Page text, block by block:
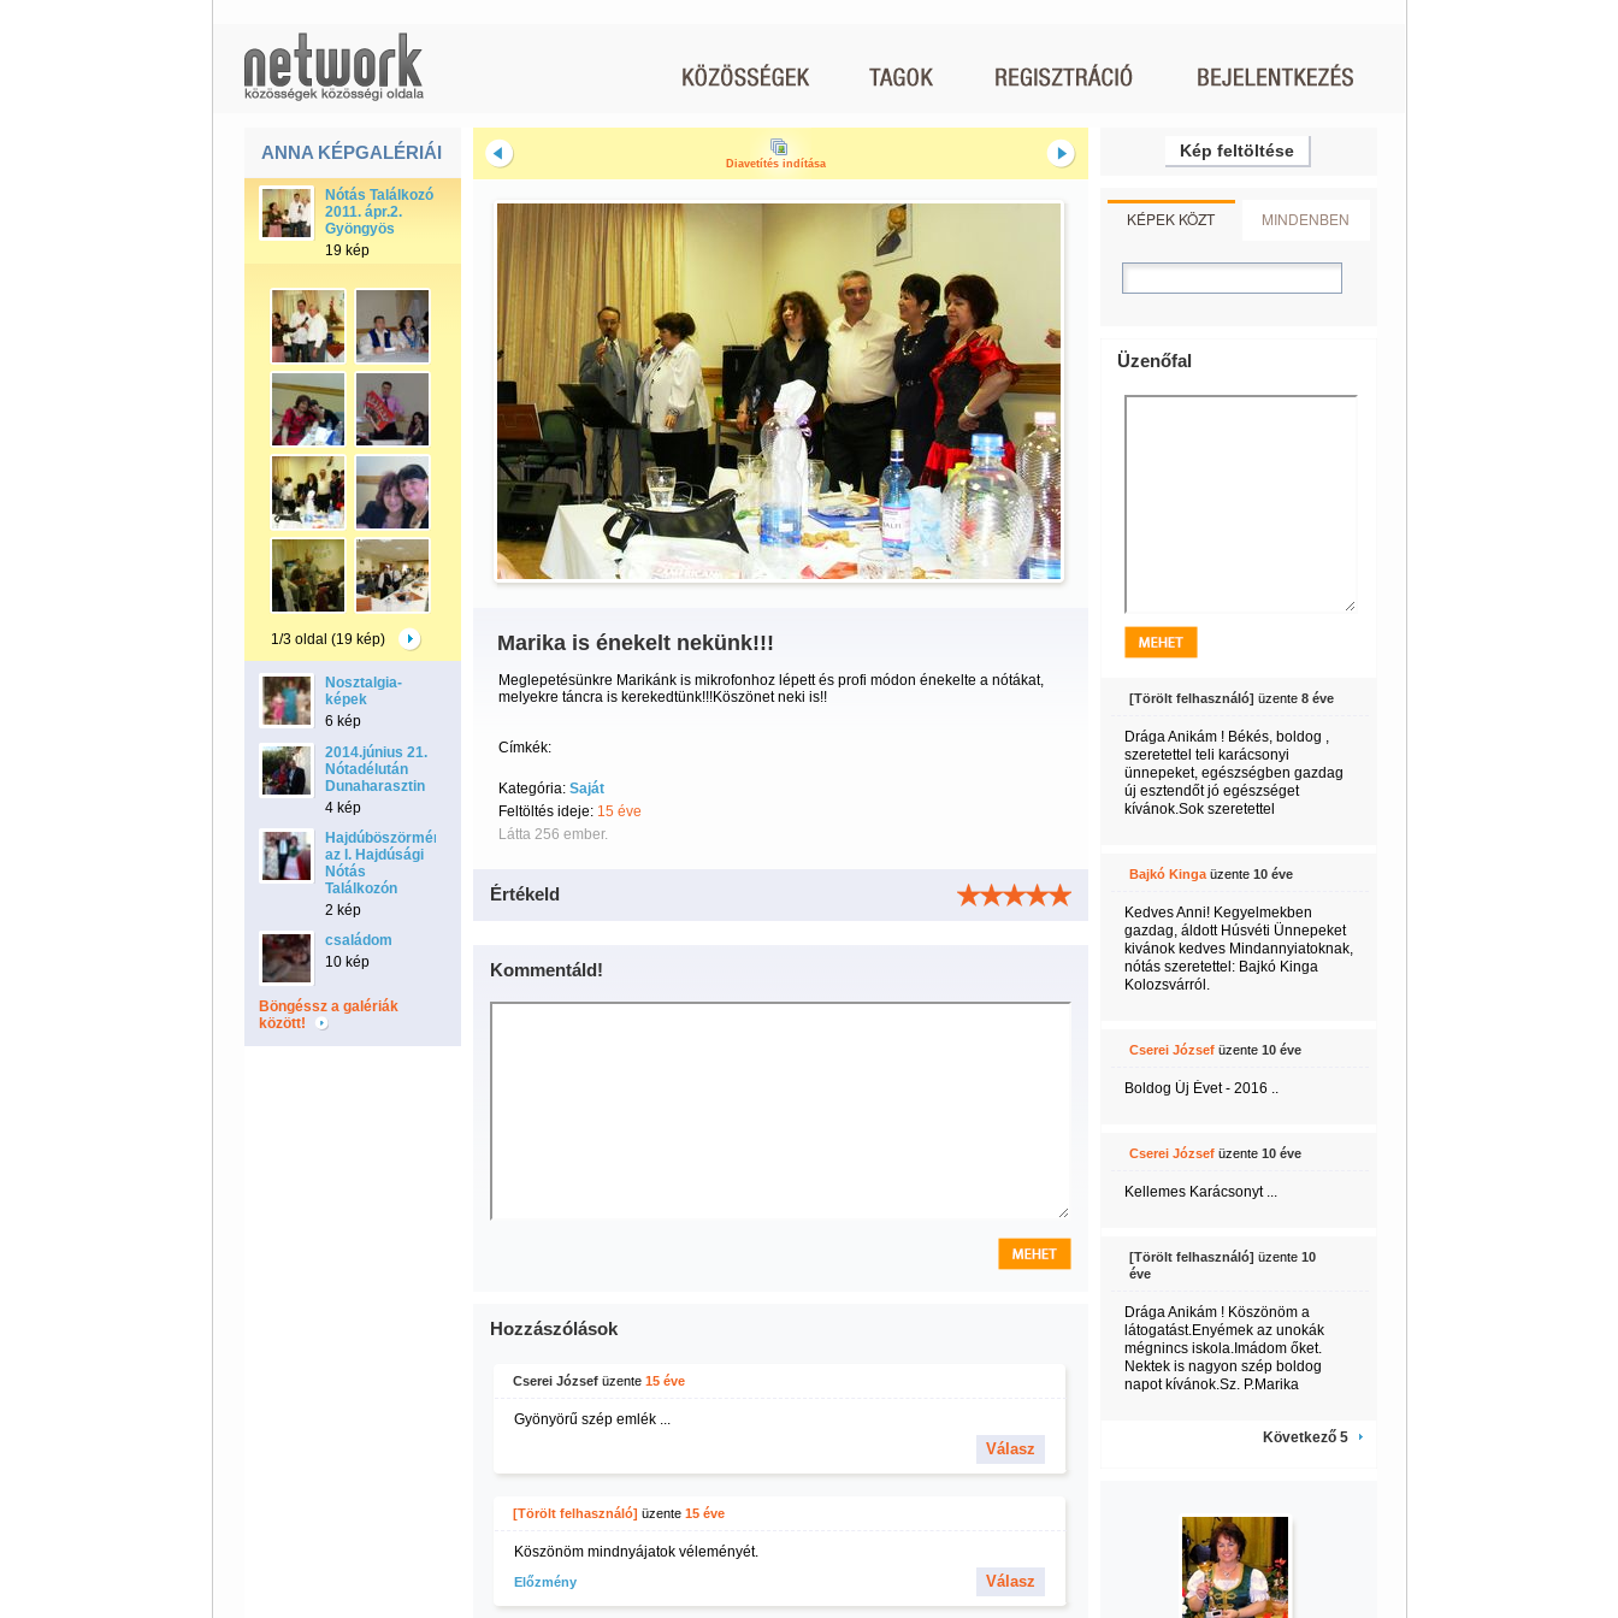
ANNA KÉPGALÉRIÁI
Nótás Találkozó
2011. ápr.2.
Gyöngyös
19 kép
1/3 oldal (19 kép)
Nosztalgia-
képek
6 kép
2014.június 21.
Nótadélután
Dunaharasztin
4 kép
Hajdúböszörményben
az I. Hajdúsági
Nótás
Találkozón
2 kép
családom
10 kép
Böngéssz a galériák
között!
Diavetítés indítása
Marika is énekelt nekünk!!!
Meglepetésünkre Marikánk is mikrofonhoz lépett és profi módon énekelte a nótákat,
melyekre táncra is kerekedtünk!!!Köszönet neki is!!
Címkék:
Kategória: Saját
Feltöltés ideje: 15 éve
Látta 256 ember.
Értékeld
Kommentáld!
Hozzászólások
Cserei Józsefüzente 15 éve
Gyönyörű szép emlék ...
Válasz
[Törölt felhasználó] üzente 15 éve
Köszönöm mindnyájatok véleményét.
Előzmény Válasz
Kép feltöltése
KÉPEK KÖZT MINDENBEN
Üzenőfal
[Törölt felhasználó] üzente 8 éve
Drága Anikám ! Békés, boldog ,
szeretettel teli karácsonyi
ünnepeket, egészségben gazdag
új esztendőt jó egészséget
kívánok.Sok szeretettel
Bajkó Kingaüzente 10 éve
Kedves Anni! Kegyelmekben
gazdag, áldott Húsvéti Ünnepeket
kivánok kedves Mindannyiatoknak,
nótás szeretettel: Bajkó Kinga
Kolozsvárról.
Cserei Józsefüzente 10 éve
Boldog Új Évet - 2016 ..
Cserei Józsefüzente 10 éve
Kellemes Karácsonyt ...
[Törölt felhasználó] üzente 10
éve
Drága Anikám ! Köszönöm a
látogatást.Enyémek az unokák
mégnincs iskola.Imádom őket.
Nektek is nagyon szép boldog
napot kívánok.Sz. P.Marika
Következő 5